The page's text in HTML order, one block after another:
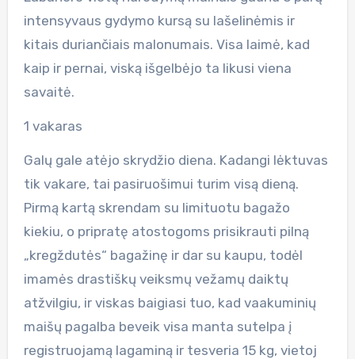
intensyvaus gydymo kursą su lašelinėmis ir
kitais duriančiais malonumais. Visa laimė, kad
kaip ir pernai, viską išgelbėjo ta likusi viena
savaitė.
1 vakaras
Galų gale atėjo skrydžio diena. Kadangi lėktuvas
tik vakare, tai pasiruošimui turim visą dieną.
Pirmą kartą skrendam su limituotu bagažo
kiekiu, o pripratę atostogoms prisikrauti pilną
„kregždutės“ bagažinę ir dar su kaupu, todėl
imamės drastiškų veiksmų vežamų daiktų
atžvilgiu, ir viskas baigiasi tuo, kad vaakuminių
maišų pagalba beveik visa manta sutelpa į
registruojamą lagaminą ir tesveria 15 kg, vietoj